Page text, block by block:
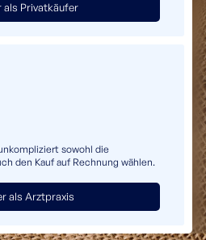
als Privatkäufer
sowohl die
den Kauf auf Rechnung wählen.
als Arztpraxis